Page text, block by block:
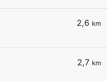
2,6 km
2,7 km